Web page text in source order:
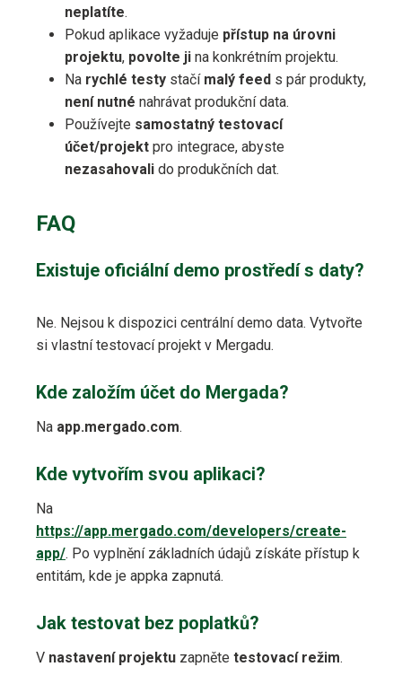
neplatíte.
Pokud aplikace vyžaduje přístup na úrovni
projektu, povolte ji na konkrétním projektu.
Na rychlé testy stačí malý feed s pár produkty,
není nutné nahrávat produkční data.
Používejte samostatný testovací
účet/projekt pro integrace, abyste
nezasahovali do produkčních dat.
FAQ
Existuje oficiální demo prostředí s daty?
Ne. Nejsou k dispozici centrální demo data. Vytvořte
si vlastní testovací projekt v Mergadu.
Kde založím účet do Mergada?
Na app.mergado.com.
Kde vytvořím svou aplikaci?
Na
https://app.mergado.com/developers/create-
app/. Po vyplnění základních údajů získáte přístup k
entitám, kde je appka zapnutá.
Jak testovat bez poplatků?
V nastavení projektu zapněte testovací režim.